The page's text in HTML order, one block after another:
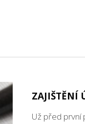
ZAJIŠTĚNÍ
Už před první